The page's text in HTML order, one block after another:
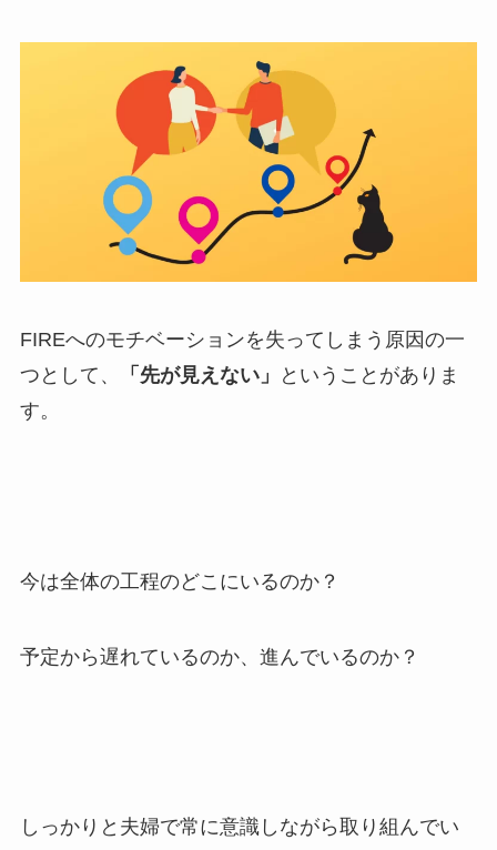
FIREへのモチベーションを失ってしまう原因の一
つとして、
「先が見えない」
ということがありま
す。
今は全体の工程のどこにいるのか？
予定から遅れているのか、進んでいるのか？
しっかりと夫婦で常に意識しながら取り組んでい